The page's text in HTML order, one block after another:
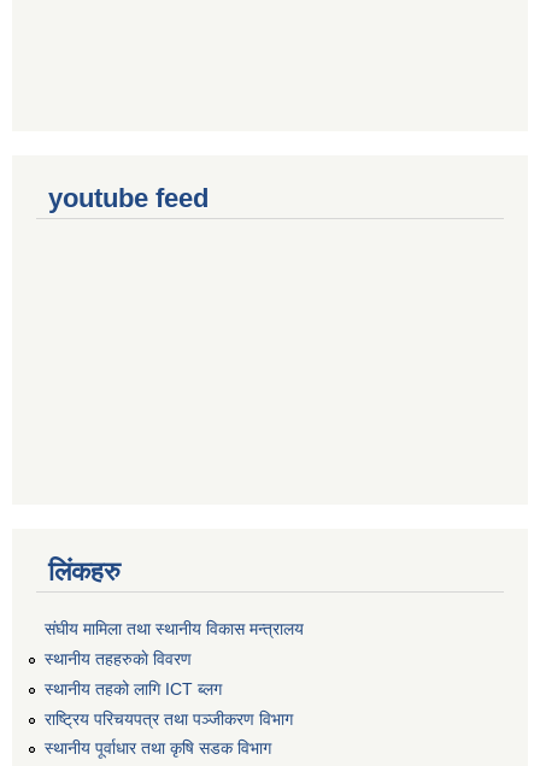
youtube feed
लिंकहरु
संघीय मामिला तथा स्थानीय विकास मन्त्रालय
स्थानीय तहहरुकाे विवरण
स्थानीय तहको लागि ICT ब्लग
राष्‍ट्रिय परिचयपत्र तथा पञ्‍जीकरण विभाग
स्थानीय पूर्वाधार तथा कृषि सडक विभाग